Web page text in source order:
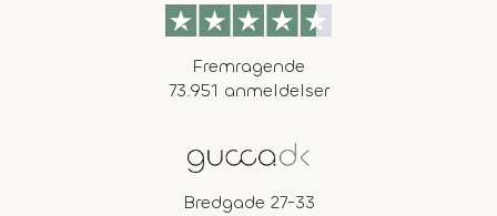
Fremragende
73.951 anmeldelser
Bredgade 27-33